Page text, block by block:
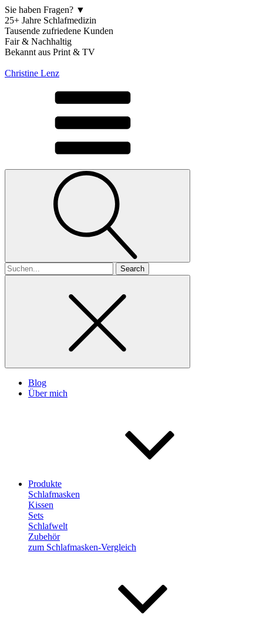
Sie haben Fragen? ▼
25+ Jahre Schlafmedizin
Tausende zufriedene Kunden
Fair & Nachhaltig
Bekannt aus Print & TV
Christine Lenz
Search
for
Blog
Über mich
Produkte
Schlafmasken
Kissen
Sets
Schlafwelt
Zubehör
zum Schlafmasken-Vergleich